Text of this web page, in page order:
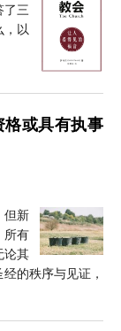
了三
以
或具有执事
但新
所有
论其
的秩序与见证，